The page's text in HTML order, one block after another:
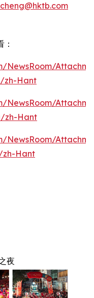
NewsRoom/
zh-Hant
NewsRoom/
zh-Hant
NewsRoom/
zh-Hant
夜